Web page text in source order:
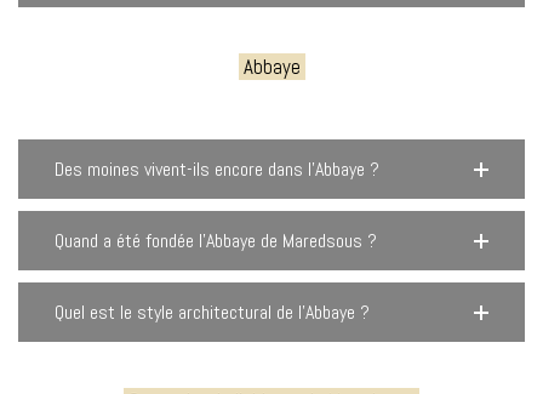
Abbaye
Des moines vivent-ils encore dans l’Abbaye ?
Quand a été fondée l’Abbaye de Maredsous ?
Quel est le style architectural de l’Abbaye ?